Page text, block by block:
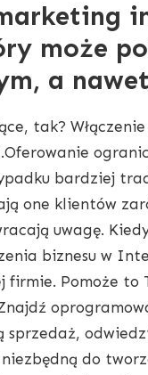
może
a
tak?
bardziej
one klientów
uwagę.
biznesu w
firmie. Pomoże
sprzedaż,
do